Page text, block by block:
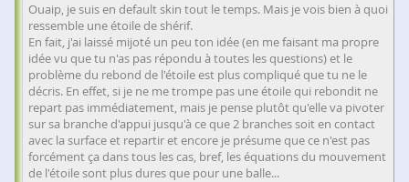
Ouaip, je suis en default skin tout le temps. Mais je vois bien à quoi
ressemble une étoile de shérif.
En fait, j'ai laissé mijoté un peu ton idée (en me faisant ma propre
idée vu que tu n'as pas répondu à toutes les questions) et le
problème du rebond de l'étoile est plus compliqué que tu ne le
décris. En effet, si je ne me trompe pas une étoile qui rebondit ne
repart pas immédiatement, mais je pense plutôt qu'elle va pivoter
sur sa branche d'appui jusqu'à ce que 2 branches soit en contact
avec la surface et repartir et encore je présume que ce n'est pas
forcément ça dans tous les cas, bref, les équations du mouvement
de l'étoile sont plus dures que pour une balle...